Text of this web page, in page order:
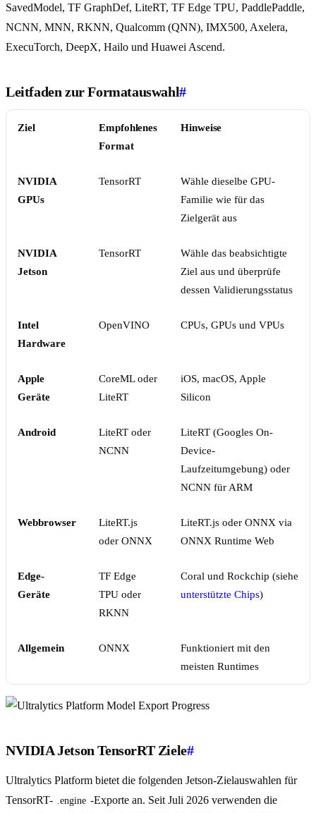
SavedModel, TF GraphDef, LiteRT, TF Edge TPU, PaddlePaddle,
NCNN, MNN, RKNN, Qualcomm (QNN), IMX500, Axelera,
ExecuTorch, DeepX, Hailo und Huawei Ascend.
Leitfaden zur Formatauswahl#
Ziel
Empfohlenes
Format
Hinweise
NVIDIA
GPUs
TensorRT
Wähle dieselbe GPU-
Familie wie für das
Zielgerät aus
NVIDIA
Jetson
TensorRT
Wähle das beabsichtigte
Ziel aus und überprüfe
dessen Validierungsstatus
Intel
Hardware
OpenVINO CPUs, GPUs und VPUs
Apple
Geräte
CoreML oder
LiteRT
iOS, macOS, Apple
Silicon
Android
LiteRT oder
NCNN
LiteRT (Googles On-
Device-
Laufzeitumgebung) oder
NCNN für ARM
Webbrowser
LiteRT.js
oder ONNX
LiteRT.js oder ONNX via
ONNX Runtime Web
Edge-
Geräte
TF Edge
TPU oder
RKNN
Coral und Rockchip (siehe
unterstützte Chips)
Allgemein ONNX
Funktioniert mit den
meisten Runtimes
NVIDIA Jetson TensorRT Ziele#
Ultralytics Platform bietet die folgenden Jetson-Zielauswahlen für
TensorRT- .engine -Exporte an. Seit Juli 2026 verwenden die